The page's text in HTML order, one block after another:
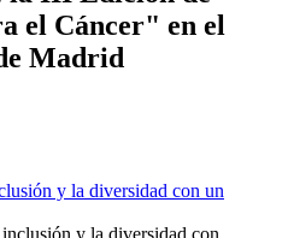
el Cáncer" en el
Madrid
y la diversidad con un